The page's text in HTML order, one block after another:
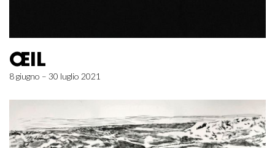
ŒIL
8 giugno – 30 luglio 2021